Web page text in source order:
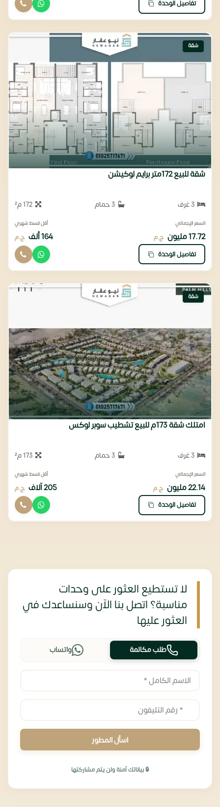
تفاصيل الوحدة
شقة
شقة للبيع 172متر برايم لوكيشن
3 حمام 172 م²
السعر الإجمالي
17.72 مليون ج.م
أقل قسط شهري
164 ألف ج.م
تفاصيل الوحدة
شقة
امتلك شقة 173م للبيع تشطيب سوبر لوكس
3 حمام 173 م²
السعر الإجمالي
22.14 مليون ج.م
أقل قسط شهري
205 آلاف ج.م
تفاصيل الوحدة
لا تستطيع العثور على وحدات
مناسبة؟ اتصل بنا الآن وسنساعدك في
العثور عليها
طلب مكالمة واتساب
اسأل المطور
🔒 بياناتك آمنة ولن يتم مشاركتها